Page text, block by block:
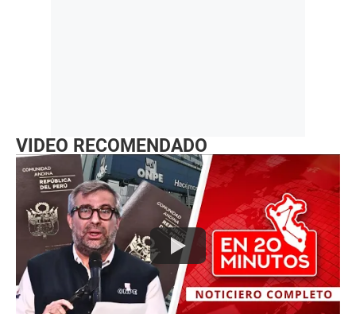
VIDEO RECOMENDADO